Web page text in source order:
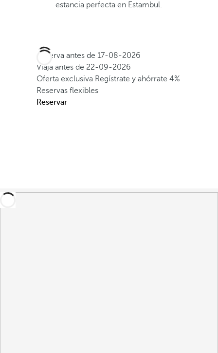
estancia perfecta en Estambul.
Reserva antes de 17-08-2026
Viaja antes de 22-09-2026
Oferta exclusiva Regístrate y ahórrate 4%
Reservas flexibles
Reservar